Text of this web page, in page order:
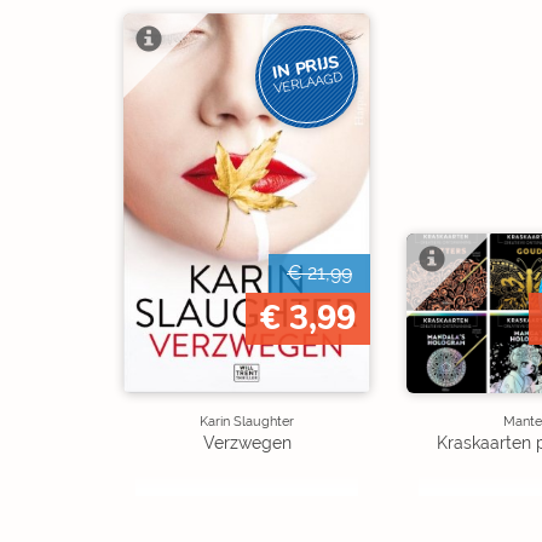
IN PRIJS
VERLAAGD
€ 21,99
€ 3,99
Karin Slaughter
Verzwegen Kraskaarten